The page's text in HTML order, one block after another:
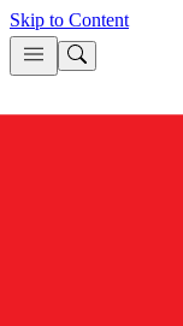
Skip to Content